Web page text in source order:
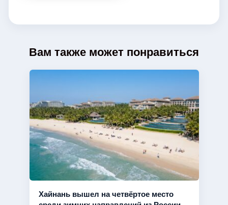
Вам также может понравиться
Хайнань вышел на четвёртое место